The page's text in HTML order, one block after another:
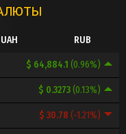
UAH RUB
$ 64,884.1 (0.96%)
$ 0.3273(0.13%)
$ 30.78 (-1.21%)